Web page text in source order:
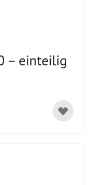
– einteilig